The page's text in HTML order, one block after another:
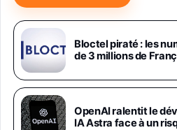
Samsung Galaxy
Android 5G avec Galaxy
Chargeur Secteur
Smartphone
1019€
Galaxy S26 Ultra 512
1019€1399€Fnac (Vendeur
Bloctel piraté : les
de 3 millions de
OpenAI ralentit le
IA Astra face à un